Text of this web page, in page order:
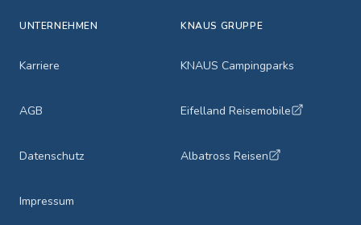
UNTERNEHMEN
Karriere
AGB
Datenschutz
Impressum
KNAUS GRUPPE
KNAUS Campingparks
Eifelland Reisemobile
Albatross Reisen